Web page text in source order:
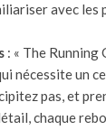
avec les
: « The Running
nécessite un
pas, et
chaque